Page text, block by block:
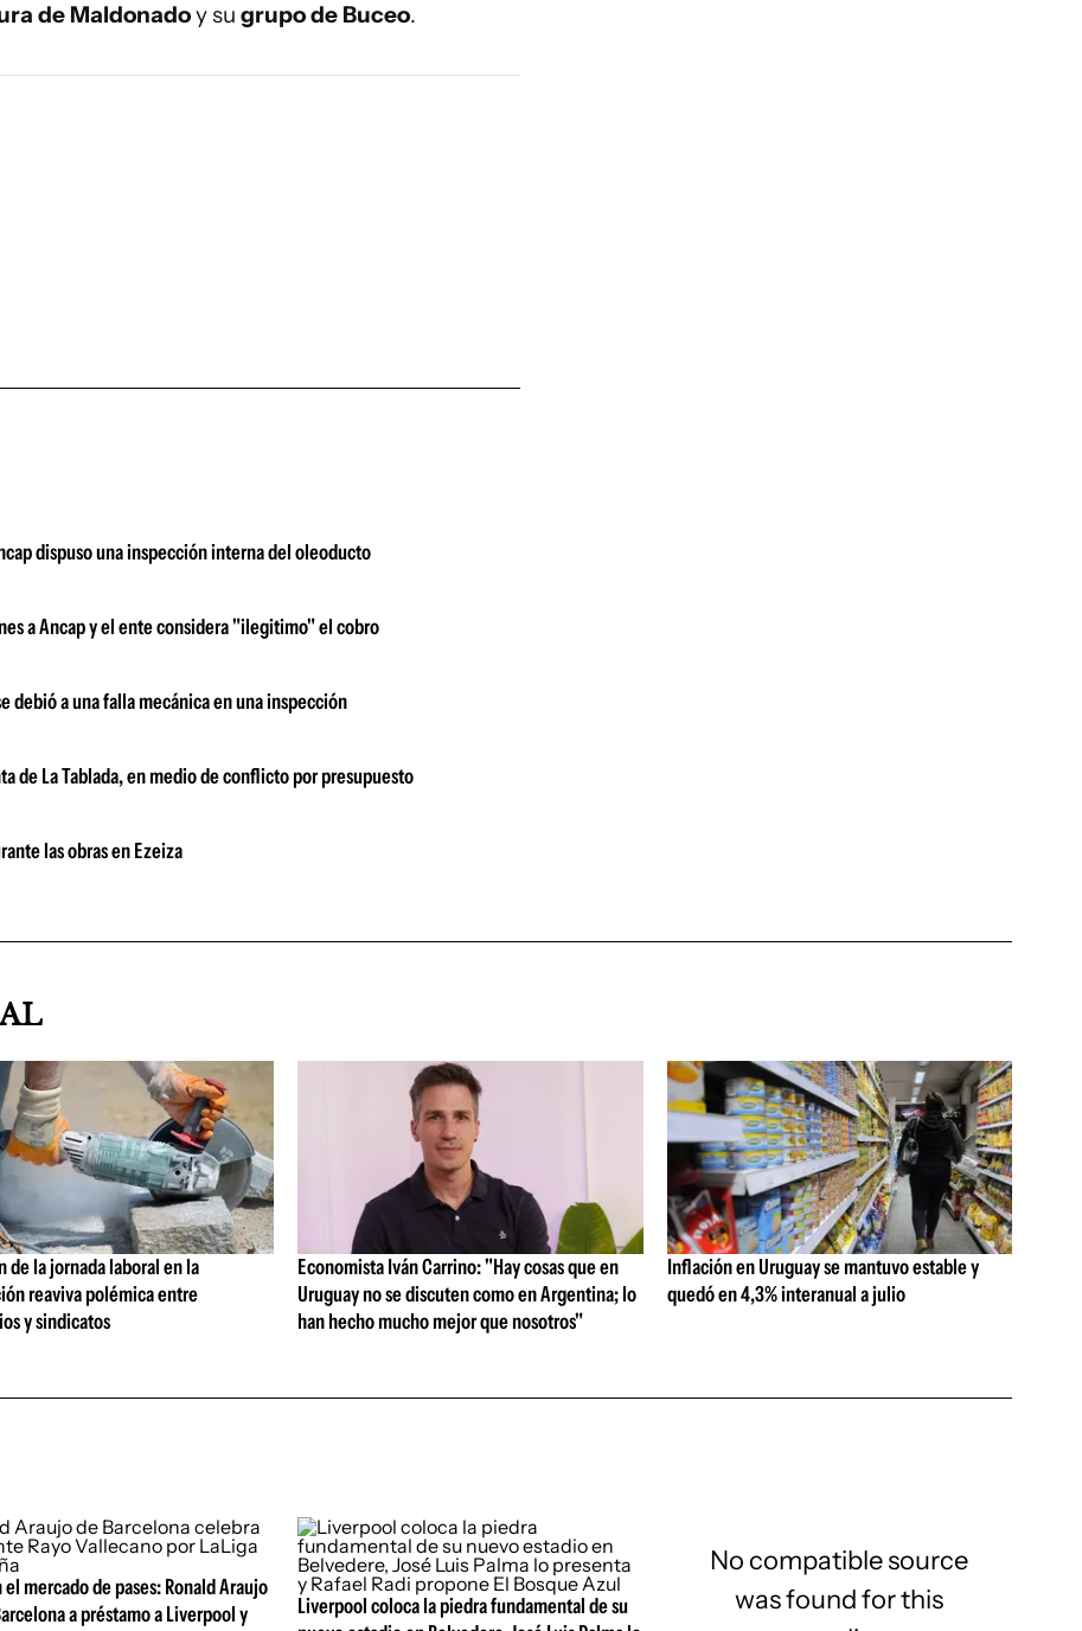
de Maldonadoy su grupo de Buceo.
dispuso una inspección interna del oleoducto
a Ancap y el ente considera "ilegitimo" el cobro
debió a una falla mecánica en una inspección
de La Tablada, en medio de conflicto por presupuesto
las obras en Ezeiza
de la jornada laboral en la
reaviva polémica entre
y sindicatos
Economista Iván Carrino: "Hay cosas que en
Uruguay no se discuten como en Argentina; lo
han hecho mucho mejor que nosotros"
Inflación en Uruguay se mantuvo estable y
quedó en 4,3% interanual a julio
el mercado de pases: Ronald Araujo
a préstamo a Liverpool y
Liverpool coloca la piedra fundamental de su
No compatible source
was found for this